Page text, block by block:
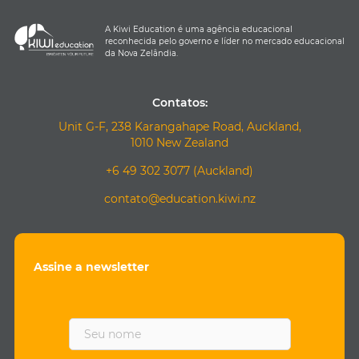
A Kiwi Education é uma agência educacional
reconhecida pelo governo e líder no mercado educacional
da Nova Zelândia.
Contatos:
Unit G-F, 238 Karangahape Road, Auckland,
1010 New Zealand
+6 49 302 3077 (Auckland)
contato@education.kiwi.nz
Assine a newsletter
F